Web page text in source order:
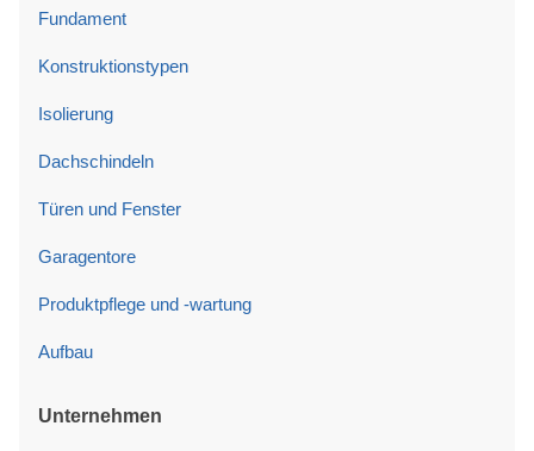
Fundament
Konstruktionstypen
Isolierung
Dachschindeln
Türen und Fenster
Garagentore
Produktpflege und -wartung
Aufbau
Unternehmen